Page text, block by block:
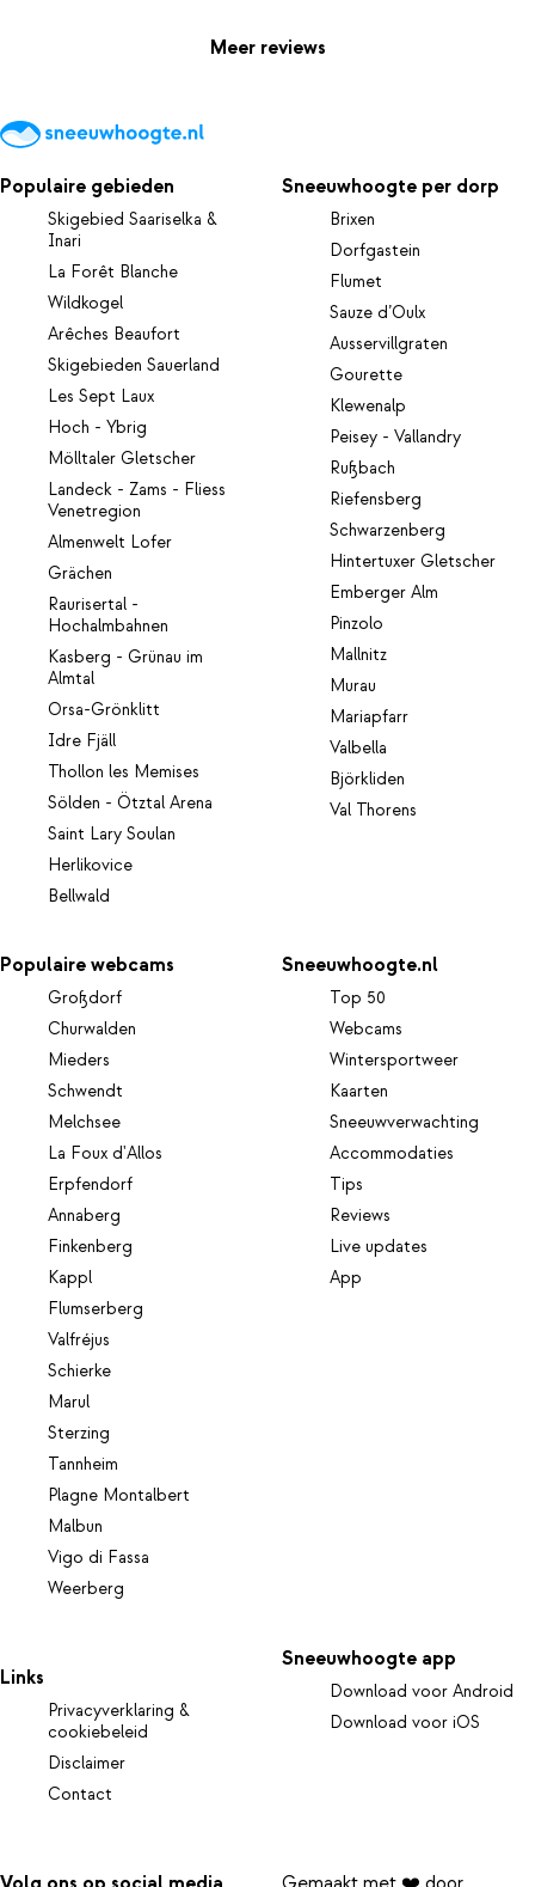
Meer reviews
Populaire gebieden
Skigebied Saariselka &
Inari
La Forêt Blanche
Wildkogel
Arêches Beaufort
Skigebieden Sauerland
Les Sept Laux
Hoch - Ybrig
Mölltaler Gletscher
Landeck - Zams - Fliess
Venetregion
Almenwelt Lofer
Grächen
Raurisertal -
Hochalmbahnen
Kasberg - Grünau im
Almtal
Orsa-Grönklitt
Idre Fjäll
Thollon les Memises
Sölden - Ötztal Arena
Saint Lary Soulan
Herlikovice
Bellwald
Sneeuwhoogte per dorp
Brixen
Dorfgastein
Flumet
Sauze d’Oulx
Ausservillgraten
Gourette
Klewenalp
Peisey - Vallandry
Rußbach
Riefensberg
Schwarzenberg
Hintertuxer Gletscher
Emberger Alm
Pinzolo
Mallnitz
Murau
Mariapfarr
Valbella
Björkliden
Val Thorens
Populaire webcams
Großdorf
Churwalden
Mieders
Schwendt
Melchsee
La Foux d'Allos
Erpfendorf
Annaberg
Finkenberg
Kappl
Flumserberg
Valfréjus
Schierke
Marul
Sterzing
Tannheim
Plagne Montalbert
Malbun
Vigo di Fassa
Weerberg
Sneeuwhoogte.nl
Top 50
Webcams
Wintersportweer
Kaarten
Sneeuwverwachting
Accommodaties
Tips
Reviews
Live updates
App
Links
Privacyverklaring &
cookiebeleid
Disclaimer
Contact
Sneeuwhoogte app
Download voor Android
Download voor iOS